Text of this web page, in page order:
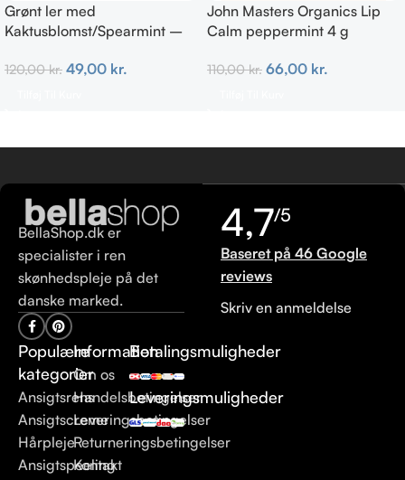
Grønt ler med
Kaktusblomst/Spearmint –
120,00kr. 49,00 kr.
John Masters Organics Lip
Calm peppermint 4 g
110,00kr. 66,00 kr.
BellaShop.dk er
specialister i ren
skønhedspleje på det
danske marked.
Populære
kategorier
Ansigtsrens
Ansigtscreme
Hårpleje
Ansigtspeeling
Information
Om os
Handelsbetingelser
Leveringsbetingelser
Returneringsbetingelser
Kontakt
Betalingsmuligheder
Leveringsmuligheder
4,7/5
Baseret på 46 Google
reviews
Skriv en anmeldelse